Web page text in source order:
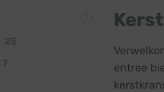
entree